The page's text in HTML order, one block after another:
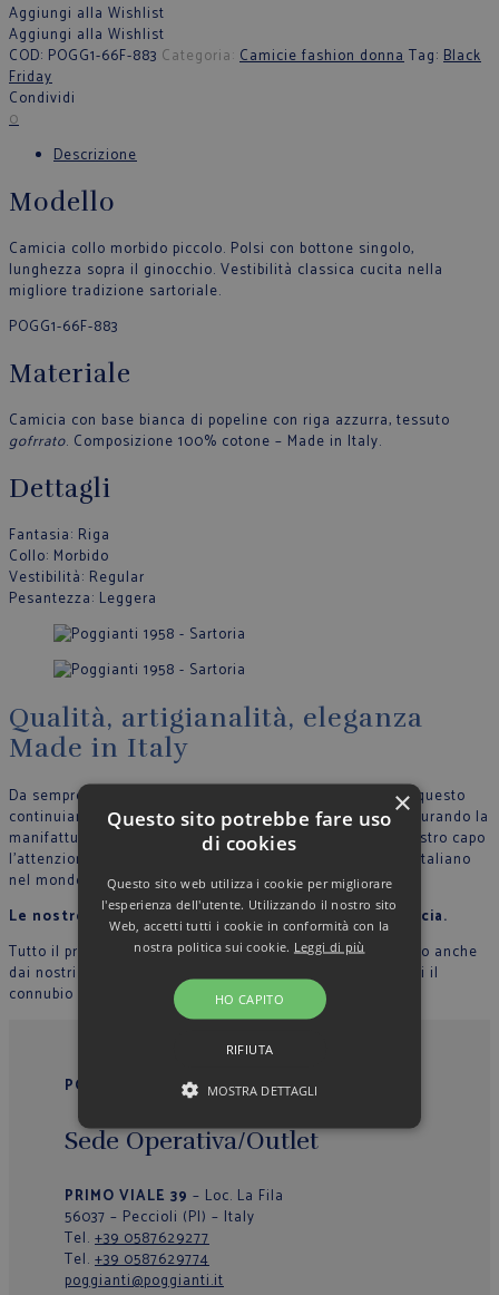
Aggiungi alla Wishlist
Aggiungi alla Wishlist
COD: POGG1-66F-883 Categoria: Camicie fashion donnaTag: Black
Friday
Condividi
0
Descrizione
Modello
Camicia collo morbido piccolo. Polsi con bottone singolo,
lunghezza sopra il ginocchio. Vestibilità classica cucita nella
migliore tradizione sartoriale.
POGG1-66F-883
Materiale
Camicia con base bianca di popeline con riga azzurra, tessuto
gofrrato. Composizione 100% cotone – Made in Italy.
Dettagli
Fantasia: Riga
Collo: Morbido
Vestibilità: Regular
Pesantezza: Leggera
Qualità, artigianalità, eleganza
Made in Italy
Da sempre crediamo nella filosofia del Made in Italy, per questo
continuiamo a produrre nel nostro stabilimento in Italia, curando la
manifattura tutte le fase di lavoro e riportando in ogni nostro capo
l’attenzione per il dettaglio che contraddistingue lo stile Italiano
nel mondo.
Le nostre sarte cuciono con mani esperte ogni camicia.
Tutto il processo di lavorazione sartoriale è supervisionato anche
dai nostri collaboratori, in modo che ogni capo rappresenti il
connubio perfetto tra qualità, originalità ed eleganza.
POGGIANTI 1958
Sede Operativa/Outlet
PRIMO VIALE 39 – Loc. La Fila
56037 – Peccioli (PI) – Italy
Tel. +39 0587629277
Tel. +39 0587629774
poggianti@poggianti.it
×
Questo sito potrebbe fare uso
di cookies
Questo sito web utilizza i cookie per migliorare
l'esperienza dell'utente. Utilizzando il nostro sito
Web, accetti tutti i cookie in conformità con la
nostra politica sui cookie. Leggi di più
HO CAPITO
RIFIUTA
MOSTRA DETTAGLI